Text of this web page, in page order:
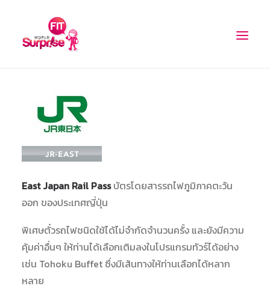
PROMOTIONS
จองรถเช่า
ท่องเที่ยวอิสระ
ตั๋วเข้าชม
ตั๋วเครื่องบิน
เรือสำราญ
WIFI
SEARCH
East Japan Rail Passบัตรโดยสารรถไฟภูมิภาคตะวัน
ออก ของประเทศญี่ปุ่น
พิเศษตั๋วรถไฟชนิดใช้ได้ไม่จำกัดจำนวนครั้ง และยังมีความ
คุ้มค่าอื่นๆ ให้ท่านได้เลือกเติมลงในโปรแกรมทัวร์ได้อย่าง
เช่น Tohoku Buffet ซึ่งมีเส้นทางให้ท่านเลือกได้หลาก
หลาย